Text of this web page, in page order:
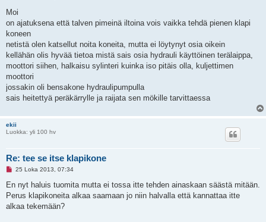
k
m
a
o
n
i
e
t
i
Moi
on ajatuksena että talven pimeinä iltoina vois vaikka tehdä pienen klapi
koneen
netistä olen katsellut noita koneita, mutta ei löytynyt osia oikein
kellähän olis hyvää tietoa mistä sais osia hydrauli käyttöinen terälaippa,
moottori siihen, halkaisu sylinteri kuinka iso pitäis olla, kuljettimen
moottori
jossakin oli bensakone hydraulipumpulla
sais heitettyä peräkärrylle ja raijata sen mökille tarvittaessa
ekii
Luokka: yli 100 hv
Re: tee se itse klapikone
L
k
m
a
25 Loka 2013, 07:34
En nyt haluis tuomita mutta ei tossa itte tehden ainaskaan säästä mitään.
Perus klapikoneita alkaa saamaan jo niin halvalla että kannattaa itte
alkaa tekemään?